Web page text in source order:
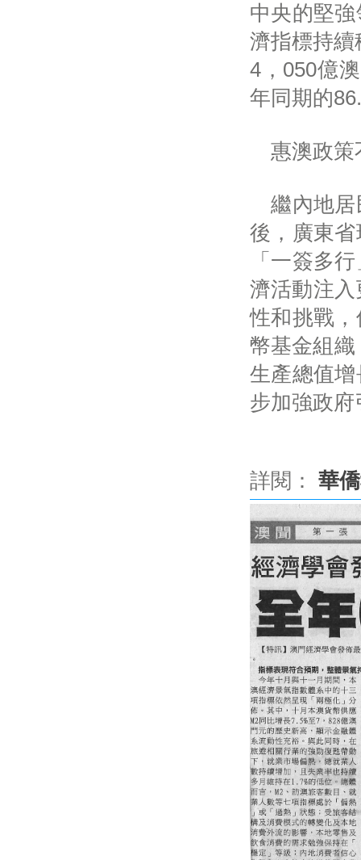
中央的堅
濟指標持
4，050億
年同期的
惠澳政策
繼內地居
後，廣東
「一簽多
濟活動注
性和挑戰
幣基金組
生產總值
步加強政
詳閱： 華